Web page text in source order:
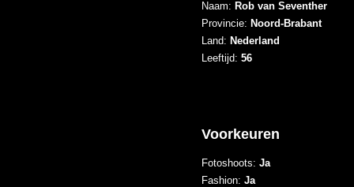
Naam: Rob van Seventher
Provincie: Noord-Brabant
Land: Nederland
Leeftijd: 56
Voorkeuren
Fotoshoots: Ja
Fashion: Ja